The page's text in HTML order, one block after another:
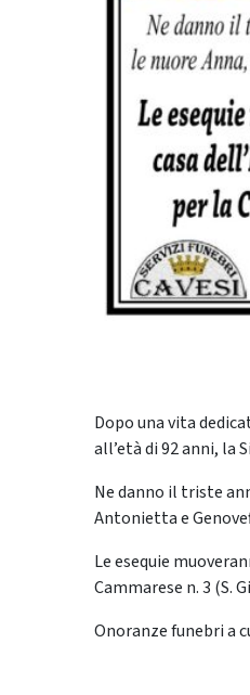
Dopo una vita
all’età di 92 anni, la
Ne danno il triste
Antonietta e
Le esequie
Cammarese n. 3 (S.
Onoranze funebri a